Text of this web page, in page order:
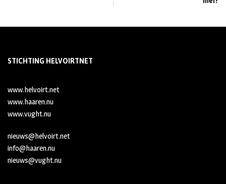
STICHTING HELVOIRTNET
www.helvoirt.net
www.haaren.nu
www.vught.nu
nieuws@helvoirt.net
info@haaren.nu
nieuws@vught.nu